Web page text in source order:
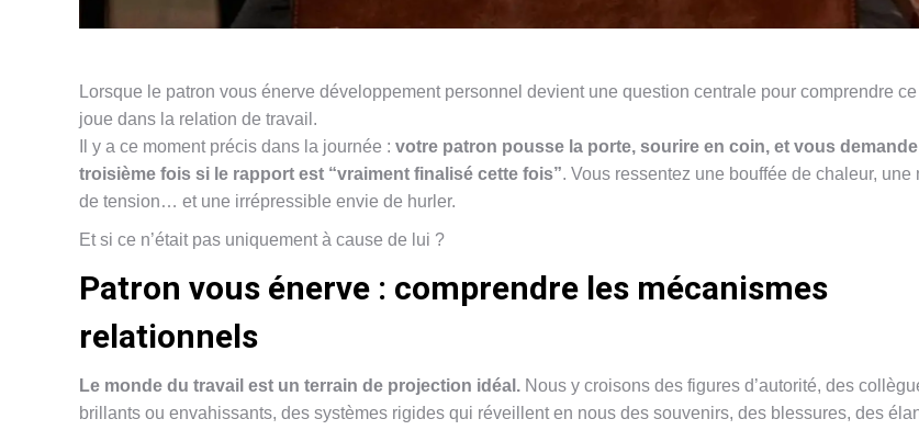
Lorsque le patron vous énerve développement personnel devient une question centrale pour comprendre
joue dans la relation de travail.
Il y a ce moment précis dans la journée : votre patron pousse la porte, sourire en coin, et vous
troisième fois si le rapport est “vraiment finalisé cette fois”. Vous ressentez une bouffée de chaleur, une
de tension… et une irrépressible envie de hurler.
Et si ce n’était pas uniquement à cause de lui ?
Patron vous énerve : comprendre les mécanismes
relationnels
Le monde du travail est un terrain de projection idéal. Nous y croisons des figures d’autorité, des
brillants ou envahissants, des systèmes rigides qui réveillent en nous des souvenirs, des blessures, des